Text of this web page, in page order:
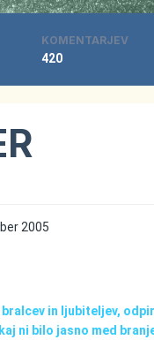
KOMENTARJEV
420
2005
in ljubiteljev,
ni bilo jasno med